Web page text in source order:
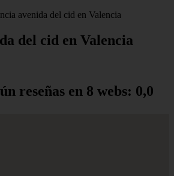
avenida del cid en Valencia
del cid en Valencia
reseñas en 8 webs: 0,0